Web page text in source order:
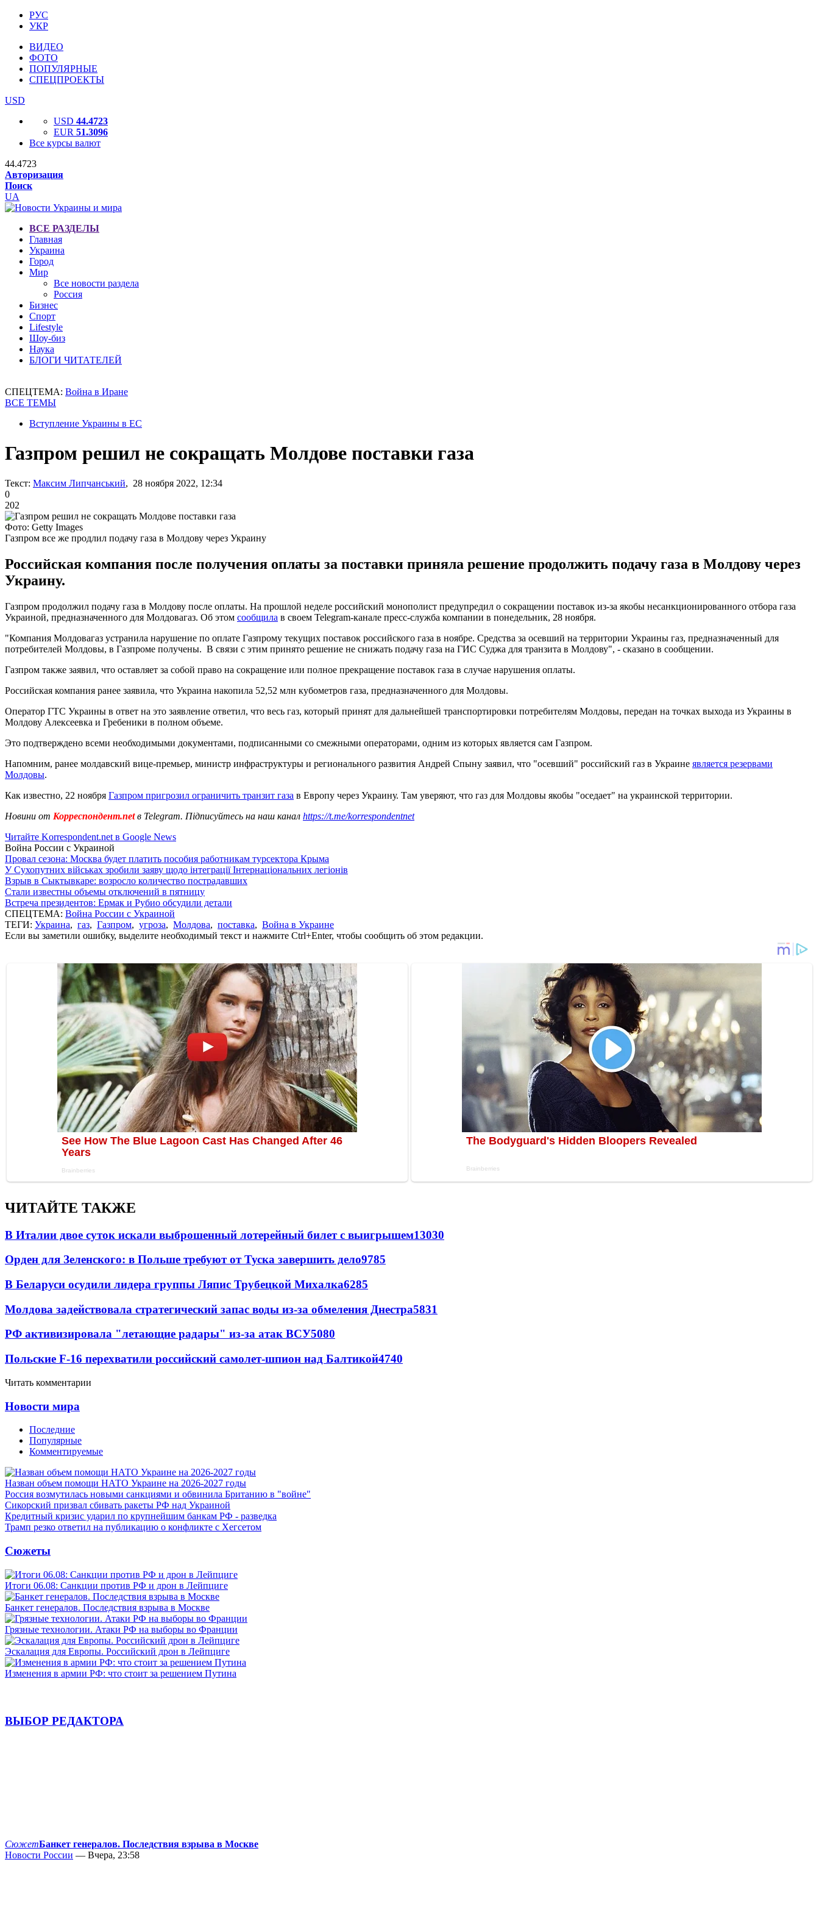
РУС
УКР
ВИДЕО
ФОТО
ПОПУЛЯРНЫЕ
СПЕЦПРОЕКТЫ
USD
USD 44.4723
EUR 51.3096
Все курсы валют
44.4723
Авторизация
Поиск
UA
ВСЕ РАЗДЕЛЫ
Главная
Украина
Город
Мир
Все новости раздела
Россия
Бизнес
Спорт
Lifestyle
Шоу-биз
Наука
БЛОГИ ЧИТАТЕЛЕЙ
СПЕЦТЕМА: Война в Иране
ВСЕ ТЕМЫ
Вступление Украины в ЕС
Газпром решил не сокращать Молдове поставки газа
Текст: Максим Липчанський, 28 ноября 2022, 12:34
0
202
Фото: Getty Images
Газпром все же продлил подачу газа в Молдову через Украину
Российская компания после получения оплаты за поставки приняла решение продолжить подачу газа в Молдову через
Украину.
Газпром продолжил подачу газа в Молдову после оплаты. На прошлой неделе российский монополист предупредил о сокращении поставок из-за якобы несанкционированного отбора газа
Украиной, предназначенного для Молдовагаз. Об этом сообщила в своем Telegram-канале пресс-служба компании в понедельник, 28 ноября.
"Компания Молдовагаз устранила нарушение по оплате Газпрому текущих поставок российского газа в ноябре. Средства за осевший на территории Украины газ, предназначенный для
потребителей Молдовы, в Газпроме получены. В связи с этим принято решение не снижать подачу газа на ГИС Суджа для транзита в Молдову", - сказано в сообщении.
Газпром также заявил, что оставляет за собой право на сокращение или полное прекращение поставок газа в случае нарушения оплаты.
Российская компания ранее заявила, что Украина накопила 52,52 млн кубометров газа, предназначенного для Молдовы.
Оператор ГТС Украины в ответ на это заявление ответил, что весь газ, который принят для дальнейшей транспортировки потребителям Молдовы, передан на точках выхода из Украины в
Молдову Алексеевка и Гребеники в полном объеме.
Это подтверждено всеми необходимыми документами, подписанными со смежными операторами, одним из которых является сам Газпром.
Напомним, ранее молдавский вице-премьер, министр инфраструктуры и регионального развития Андрей Спыну заявил, что "осевший" российский газ в Украине является резервами
Молдовы.
Как известно, 22 ноября Газпром пригрозил ограничить транзит газа в Европу через Украину. Там уверяют, что газ для Молдовы якобы "оседает" на украинской территории.
Новини от Корреспондент.netв Telegram. Підписуйтесь на наш канал https://t.me/korrespondentnet
Читайте Korrespondent.net в Google News
Война России с Украиной
Провал сезона: Москва будет платить пособия работникам турсектора Крыма
У Сухопутних військах зробили заяву щодо інтеграції Інтернаціональних легіонів
Взрыв в Сыктывкаре: возросло количество пострадавших
Стали известны объемы отключений в пятницу
Встреча президентов: Ермак и Рубио обсудили детали
СПЕЦТЕМА: Война России с Украиной
ТЕГИ: Украина, газ, Газпром, угроза, Молдова, поставка, Война в Украине
Если вы заметили ошибку, выделите необходимый текст и нажмите Ctrl+Enter, чтобы сообщить об этом редакции.
ЧИТАЙТЕ ТАКЖЕ
В Италии двое суток искали выброшенный лотерейный билет с выигрышем13030
Орден для Зеленского: в Польше требуют от Туска завершить дело9785
В Беларуси осудили лидера группы Ляпис Трубецкой Михалка6285
Молдова задействовала стратегический запас воды из-за обмеления Днестра5831
РФ активизировала "летающие радары" из-за атак ВСУ5080
Польские F-16 перехватили российский самолет-шпион над Балтикой4740
Читать комментарии
Новости мира
Последние
Популярные
Комментируемые
Назван объем помощи НАТО Украине на 2026-2027 годы
Россия возмутилась новыми санкциями и обвинила Британию в "войне"
Сикорский призвал сбивать ракеты РФ над Украиной
Кредитный кризис ударил по крупнейшим банкам РФ - разведка
Трамп резко ответил на публикацию о конфликте с Хегсетом
Сюжеты
Итоги 06.08: Санкции против РФ и дрон в Лейпциге
Банкет генералов. Последствия взрыва в Москве
Грязные технологии. Атаки РФ на выборы во Франции
Эскалация для Европы. Российский дрон в Лейпциге
Изменения в армии РФ: что стоит за решением Путина
ВЫБОР РЕДАКТОРА
СюжетБанкет генералов. Последствия взрыва в Москве
Новости России — Вчера, 23:58